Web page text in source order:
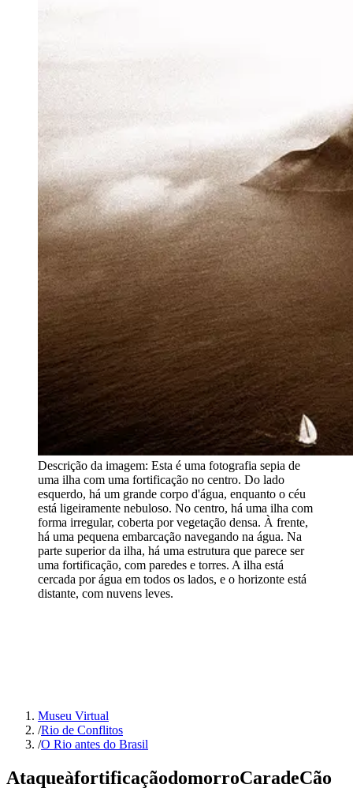
Descrição da imagem: Esta é uma fotografia sepia de
uma ilha com uma fortificação no centro. Do lado
esquerdo, há um grande corpo d'água, enquanto o céu
está ligeiramente nebuloso. No centro, há uma ilha com
forma irregular, coberta por vegetação densa. À frente,
há uma pequena embarcação navegando na água. Na
parte superior da ilha, há uma estrutura que parece ser
uma fortificação, com paredes e torres. A ilha está
cercada por água em todos os lados, e o horizonte está
distante, com nuvens leves.
Museu Virtual
/Rio de Conflitos
/O Rio antes do Brasil
AtaqueàfortificaçãodomorroCaradeCão